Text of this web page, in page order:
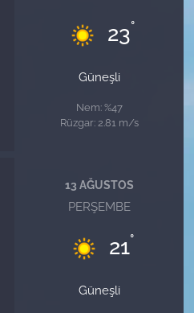
23°
Güneşli
Nem: %47
Rüzgar: 2.81 m/s
13 AĞUSTOS
PERŞEMBE
21°
Güneşli